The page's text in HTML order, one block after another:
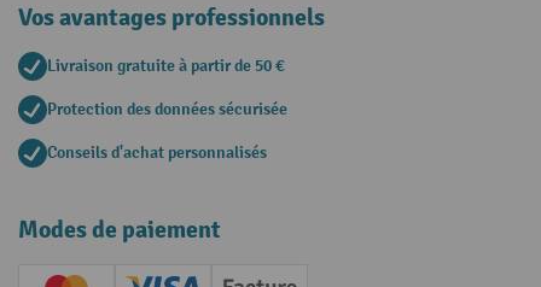
Vos avantages professionnels
Livraison gratuite à partir de 50 €
Protection des données sécurisée
Conseils d'achat personnalisés
Modes de paiement